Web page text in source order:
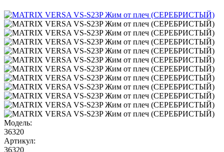
Модель:
36320
Артикул:
36320